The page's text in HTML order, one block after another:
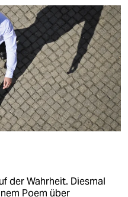
der Wahrheit. Diesmal
Poem über